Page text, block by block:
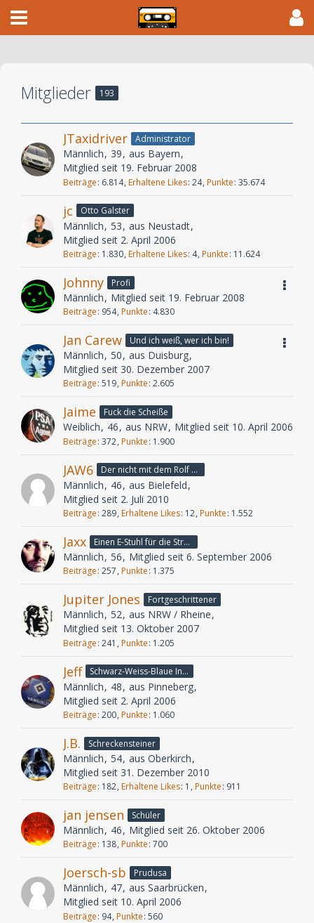
Mitglieder 193
JTaxidriver Administrator
Männlich 39 aus Bayern
Mitglied seit 19. Februar 2008
Beiträge 6.814 Erhaltene Likes 24 Punkte 35.674
jc Otto Galster
Männlich 53 aus Neustadt
Mitglied seit 2. April 2006
Beiträge 1.830 Erhaltene Likes 4 Punkte 11.624
Johnny Profi
Männlich Mitglied seit 19. Februar 2008
Beiträge 954 Punkte 4.830
Jan Carew Und ich weiß, wer ich bin!
Männlich 50 aus Duisburg
Mitglied seit 30. Dezember 2007
Beiträge 519 Punkte 2.605
Jaime Fuck die Scheiße
Weiblich 46 aus NRW Mitglied seit 10. April 2006
Beiträge 372 Punkte 1.900
JAW6 Der nicht mit dem Rolf schranzt
Männlich 46 aus Bielefeld
Mitglied seit 2. Juli 2010
Beiträge 289 Erhaltene Likes 12 Punkte 1.552
Jaxx Einen E-Stuhl für die Stromkonzerne!
Männlich 56 Mitglied seit 6. September 2006
Beiträge 257 Punkte 1.375
Jupiter Jones Fortgeschrittener
Männlich 52 aus NRW / Rheine
Mitglied seit 13. Oktober 2007
Beiträge 241 Punkte 1.205
Jeff Schwarz-Weiss-Blaue Invasion!!!!
Männlich 48 aus Pinneberg
Mitglied seit 2. April 2006
Beiträge 200 Punkte 1.060
J.B. Schreckensteiner
Männlich 54 aus Oberkirch
Mitglied seit 31. Dezember 2010
Beiträge 182 Erhaltene Likes 1 Punkte 911
jan jensen Schüler
Männlich 46 Mitglied seit 26. Oktober 2006
Beiträge 138 Punkte 700
Joersch-sb Prudusa
Männlich 47 aus Saarbrücken
Mitglied seit 10. April 2006
Beiträge 94 Punkte 560